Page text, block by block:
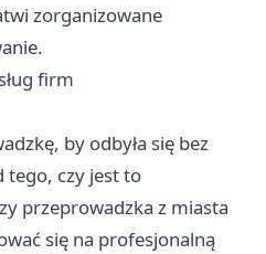
zorganizowane
firm
by odbyła się bez
tego, czy jest to
przeprowadzka z miasta
się na profesjonalną